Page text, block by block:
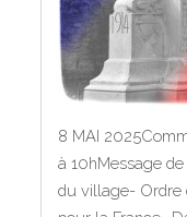
8 MAI
à 10hMessage
du village- Ordre